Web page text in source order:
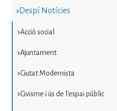
Despí Notícies
Acció social
Ajuntament
Ciutat Modernista
Civisme i ús de l'espai públic